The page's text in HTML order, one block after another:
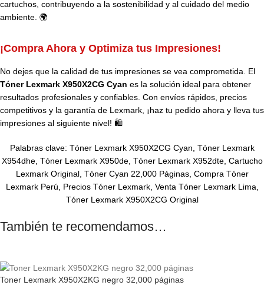
cartuchos, contribuyendo a la sostenibilidad y al cuidado del medio
ambiente. 🌍
¡Compra Ahora y Optimiza tus Impresiones!
No dejes que la calidad de tus impresiones se vea comprometida. El
Tóner Lexmark X950X2CG Cyan es la solución ideal para obtener
resultados profesionales y confiables. Con envíos rápidos, precios
competitivos y la garantía de Lexmark, ¡haz tu pedido ahora y lleva tus
impresiones al siguiente nivel! 🛍️
Palabras clave: Tóner Lexmark X950X2CG Cyan, Tóner Lexmark
X954dhe, Tóner Lexmark X950de, Tóner Lexmark X952dte, Cartucho
Lexmark Original, Tóner Cyan 22,000 Páginas, Compra Tóner
Lexmark Perú, Precios Tóner Lexmark, Venta Tóner Lexmark Lima,
Tóner Lexmark X950X2CG Original
También te recomendamos…
Toner Lexmark X950X2KG negro 32,000 páginas